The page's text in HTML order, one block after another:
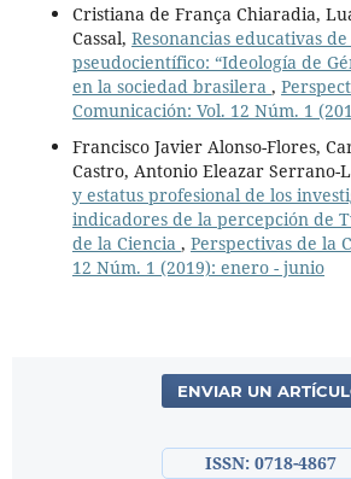
Cristiana de França Chiaradia,
Cassal, Resonancias educativas
pseudocientífico: “Ideología de
en la sociedad brasilera ,
Comunicación: Vol. 12 Núm. 1
Francisco Javier Alonso-Flores,
Castro, Antonio Eleazar Serrano-
y estatus profesional de los
indicadores de la percepción de
de la Ciencia , Perspectivas de la
12 Núm. 1 (2019): enero - junio
ENVIAR UN
ISSN: 0718-4867